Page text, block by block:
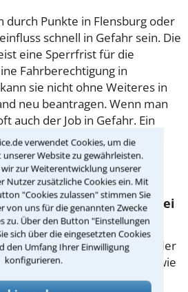
verwendet Cookies, um die
Website zu gewährleisten.
zur Weiterentwicklung unserer
Nutzer zusätzliche Cookies ein. Mit
"Cookies zulassen" stimmen Sie
von uns für die genannten Zwecke
zu. Über den Button "Einstellungen
sich über die eingesetzten Cookies
den Umfang Ihrer Einwilligung
konfigurieren.
durch Punkte in Flensburg oder
schnell in Gefahr sein. Die
eine Sperrfrist für die
Fahrberechtigung in
sie nicht ohne Weiteres in
neu beantragen. Wenn man
auch der Job in Gefahr. Ein
in Halle (Saale)
zum Fahren nicht zu
der Regel für ein bis drei
einem Rotlichtverstoß oder
verhängt werden sowie
Wenn Sie zwei Jahre lang